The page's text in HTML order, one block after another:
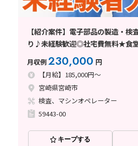
【紹介案件】電子部品の製造・検
り♪未経験歓迎◎社宅費無料★食
ペーン★
月収例230,000 円
【月給】185,000円～
宮崎県宮崎市
検査、マシンオペレーター
59443-00
キープする